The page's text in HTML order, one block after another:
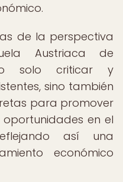
de la perspectiva
Austriaca de
solo criticar y
sino también
para promover
en el
así una
económico